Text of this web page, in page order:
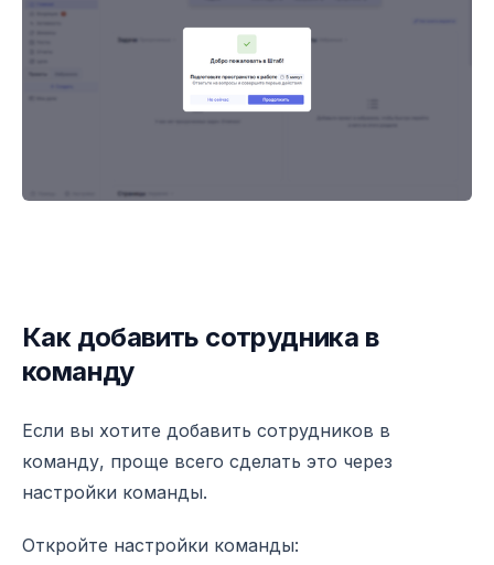
Как добавить сотрудника в
команду
Если вы хотите добавить сотрудников в
команду, проще всего сделать это через
настройки команды.
Откройте настройки команды: